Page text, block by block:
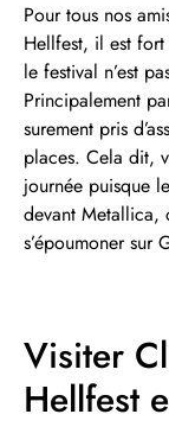
Pour tous nos
Hellfest, il est
le festival n’est
Principalement
surement pris
places. Cela dit,
journée puisque
devant Metallica,
s’époumoner sur
Visiter
Hellfest